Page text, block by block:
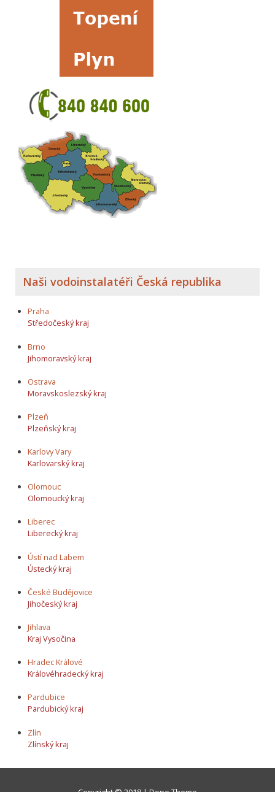
Naši vodoinstalatéři Česká republika
Praha
Středočeský kraj
Brno
Jihomoravský kraj
Ostrava
Moravskoslezský kraj
Plzeň
Plzeňský kraj
Karlovy Vary
Karlovarský kraj
Olomouc
Olomoucký kraj
Liberec
Liberecký kraj
Ústí nad Labem
Ústecký kraj
České Budějovice
Jihočeský kraj
Jihlava
Kraj Vysočina
Hradec Králové
Královéhradecký kraj
Pardubice
Pardubický kraj
Zlín
Zlínský kraj